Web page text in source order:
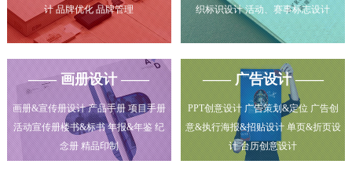
计 品牌优化 品牌管理
织标识设计 活动、赛事标志设计
—— 画册设计 ——
画册&宣传册设计 产品手册 项目手册
活动宣传册楼书&标书 年报&年鉴 纪
念册 精品印制
—— 广告设计 ——
PPT创意设计 广告策划&定位 广告创
意&执行海报&招贴设计 单页&折页设
计 台历创意设计